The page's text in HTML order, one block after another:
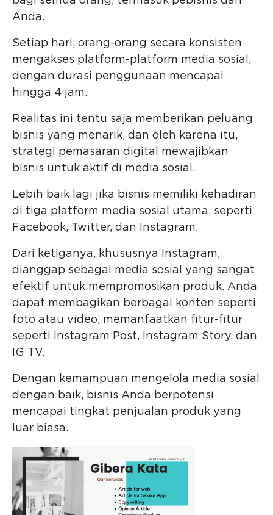
Anda.
Setiap hari, orang-orang secara konsisten
mengakses platform-platform media sosial,
dengan durasi penggunaan mencapai
hingga 4 jam.
Realitas ini tentu saja memberikan peluang
bisnis yang menarik, dan oleh karena itu,
strategi pemasaran digital mewajibkan
bisnis untuk aktif di media sosial.
Lebih baik lagi jika bisnis memiliki kehadiran
di tiga platform media sosial utama, seperti
Facebook, Twitter, dan Instagram.
Dari ketiganya, khususnya Instagram,
dianggap sebagai media sosial yang sangat
efektif untuk mempromosikan produk. Anda
dapat membagikan berbagai konten seperti
foto atau video, memanfaatkan fitur-fitur
seperti Instagram Post, Instagram Story, dan
IG TV.
Dengan kemampuan mengelola media sosial
dengan baik, bisnis Anda berpotensi
mencapai tingkat penjualan produk yang
luar biasa.